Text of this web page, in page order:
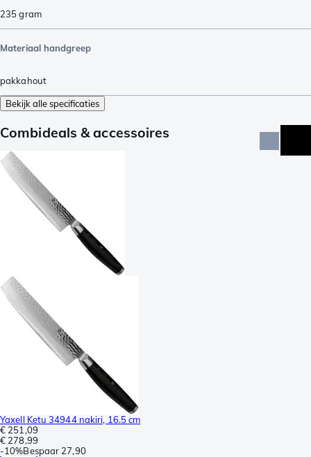
235gram
Materiaal handgreep
pakkahout
Bekijk alle specificaties
Combideals & accessoires
Yaxell Ketu 34944 nakiri, 16.5 cm
€ 251,09
€ 278,99
-10%Bespaar 27,90